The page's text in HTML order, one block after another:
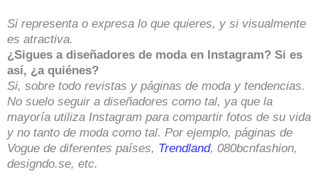
Si representa o expresa lo que quieres, y si visualmente
es atractiva.
¿Sigues a diseñadores de moda en Instagram? Si es
así, ¿a quiénes?
Si, sobre todo revistas y páginas de moda y tendencias.
No suelo seguir a diseñadores como tal, ya que la
mayoría utiliza Instagram para compartir fotos de su vida
y no tanto de moda como tal. Por ejemplo, páginas de
Vogue de diferentes países, Trendland, 080bcnfashion,
designdo.se, etc.